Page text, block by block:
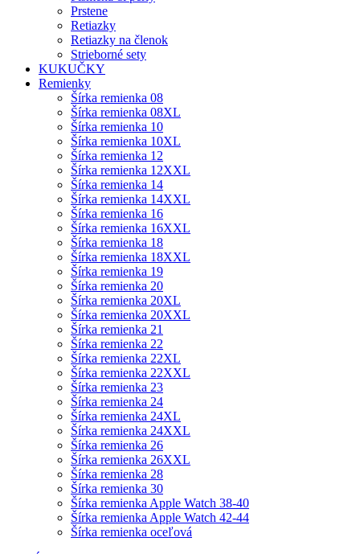
Prstene
Retiazky
Retiazky na členok
Strieborné sety
KUKUČKY
Remienky
Šírka remienka 08
Šírka remienka 08XL
Šírka remienka 10
Šírka remienka 10XL
Šírka remienka 12
Šírka remienka 12XXL
Šírka remienka 14
Šírka remienka 14XXL
Šírka remienka 16
Šírka remienka 16XXL
Šírka remienka 18
Šírka remienka 18XXL
Šírka remienka 19
Šírka remienka 20
Šírka remienka 20XL
Šírka remienka 20XXL
Šírka remienka 21
Šírka remienka 22
Šírka remienka 22XL
Šírka remienka 22XXL
Šírka remienka 23
Šírka remienka 24
Šírka remienka 24XL
Šírka remienka 24XXL
Šírka remienka 26
Šírka remienka 26XXL
Šírka remienka 28
Šírka remienka 30
Šírka remienka Apple Watch 38-40
Šírka remienka Apple Watch 42-44
Šírka remienka oceľová